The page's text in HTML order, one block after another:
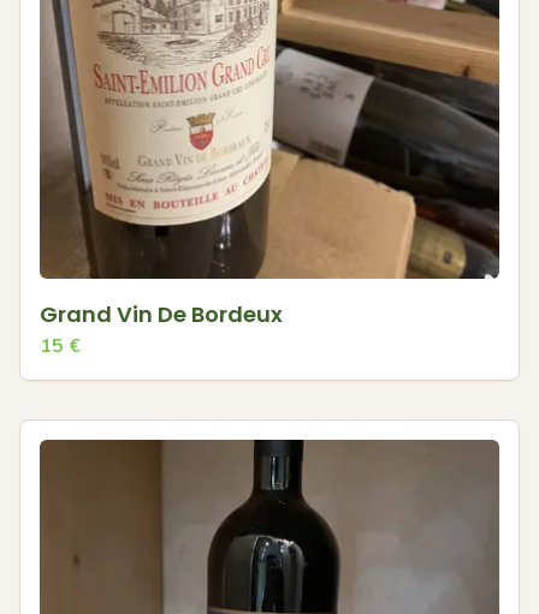
Grand Vin De Bordeux
15 €